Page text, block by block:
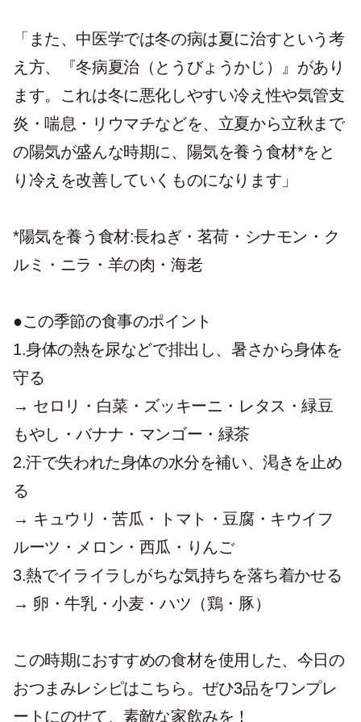
「また、中医学では冬の病は夏に治すという考
え方、『冬病夏治（とうびょうかじ）』があり
ます。これは冬に悪化しやすい冷え性や気管支
炎・喘息・リウマチなどを、立夏から立秋まで
の陽気が盛んな時期に、陽気を養う食材*をと
り冷えを改善していくものになります」
*陽気を養う食材:長ねぎ・茗荷・シナモン・ク
ルミ・ニラ・羊の肉・海老
●この季節の食事のポイント
1.身体の熱を尿などで排出し、暑さから身体を
守る
→ セロリ・白菜・ズッキーニ・レタス・緑豆
もやし・バナナ・マンゴー・緑茶
2.汗で失われた身体の水分を補い、渇きを止め
る
→ キュウリ・苦瓜・トマト・豆腐・キウイフ
ルーツ・メロン・西瓜・りんご
3.熱でイライラしがちな気持ちを落ち着かせる
→ 卵・牛乳・小麦・ハツ（鶏・豚）
この時期におすすめの食材を使用した、今日の
おつまみレシピはこちら。ぜひ3品をワンプレ
ートにのせて、素敵な家飲みを！